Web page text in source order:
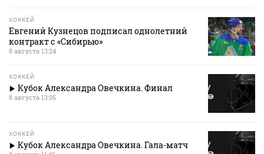
ХОККЕЙ
Евгений Кузнецов подписал однолетний
контракт с «Сибирью»
8 августа 13:24
ХОККЕЙ
Кубок Александра Овечкина. Финал
8 августа 13:05
ХОККЕЙ
Кубок Александра Овечкина. Гала-матч